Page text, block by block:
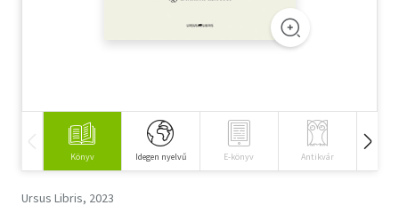
Könyv Idegen nyelvű E-könyv Antikvár
Ursus Libris, 2023